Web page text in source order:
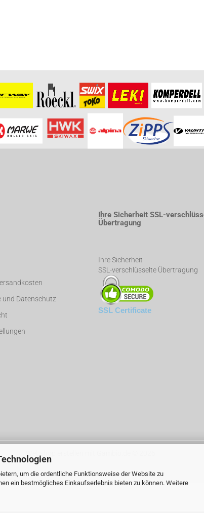
um die ordentliche Funktionsweise der Website zu
ein bestmögliches Einkaufserlebnis bieten zu können. Weitere
und Datenschutz
Ihre Sicherheit SSL-
Übertragung
Ihre Sicherheit
SSL-verschlüsselte Übertragung
SSL Certificate